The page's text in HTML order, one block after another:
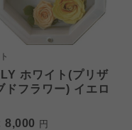
ホワイト(プリザ
ドフラワー) イエロ
8,000 円